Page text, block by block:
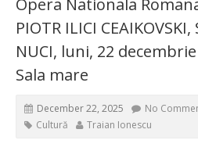
PIOTR ILICI
NUCI, luni, 22
Sala mare
December 22, 2025 No
Cultură
Traian Ionescu